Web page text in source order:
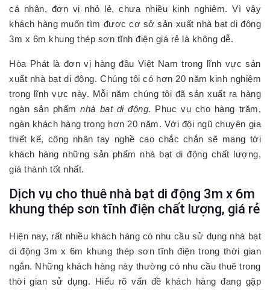
cá nhân, đơn vị nhỏ lẻ, chưa nhiều kinh nghiêm. Vì vậy
khách hàng muốn tìm được cơ sở sản xuất nhà bạt di động
3m x 6m khung thép sơn tĩnh điện giá rẻ là không dễ.
Hòa Phát là đơn vị hàng đầu Việt Nam trong lĩnh vực sản
xuất nhà bạt di động. Chúng tôi có hơn 20 năm kinh nghiệm
trong lĩnh vực này. Mỗi năm chúng tôi đã sản xuất ra hàng
ngàn sản phẩmnhà bạt di động. Phục vụ cho hàng trăm,
ngàn khách hàng trong hơn 20 năm. Với đội ngũ chuyên gia
thiết kế, công nhân tay nghề cao chắc chắn sẽ mang tới
khách hàng những sản phẩm nhà bạt di động chất lượng,
giá thành tốt nhất.
Dịch vụ cho thuê nhà bạt di động 3m x 6m
khung thép sơn tĩnh điện chất lượng, giá rẻ
Hiện nay, rất nhiều khách hàng có nhu cầu sử dụng nhà bạt
di động 3m x 6m khung thép sơn tĩnh điện trong thời gian
ngắn. Những khách hàng này thường có nhu cầu thuê trong
thời gian sử dụng. Hiểu rõ vấn đề khách hàng đang gặp